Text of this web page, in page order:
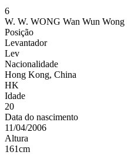
6
W. W. WONG Wan Wun Wong
Posição
Levantador
Lev
Nacionalidade
Hong Kong, China
HK
Idade
20
Data do nascimento
11/04/2006
Altura
161cm